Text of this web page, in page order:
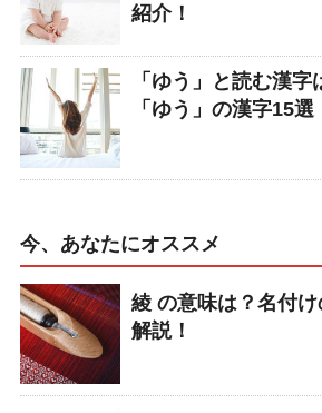
紹介！
「ゆう」と読む漢
「ゆう」の漢字15選
今、あなたにオススメ
綾 の意味は？名付
解説！